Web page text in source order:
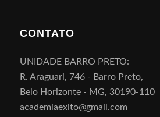
CONTATO
UNIDADE BARRO PRETO:
R. Araguari, 746 - Barro Preto,
Belo Horizonte - MG, 30190-110
academiaexito@gmail.com